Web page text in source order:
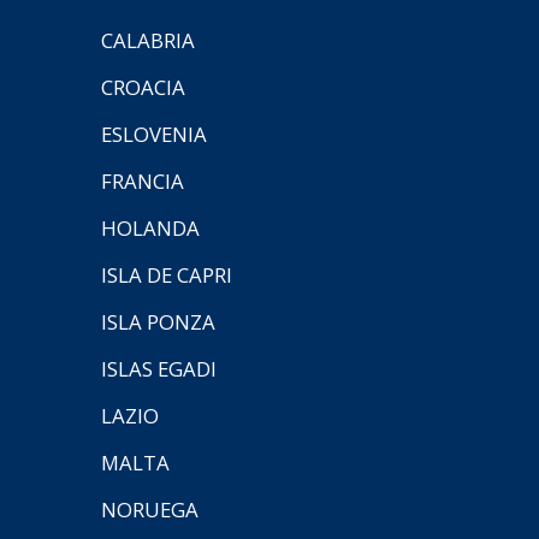
CALABRIA
CROACIA
ESLOVENIA
FRANCIA
HOLANDA
ISLA DE CAPRI
ISLA PONZA
ISLAS EGADI
LAZIO
MALTA
NORUEGA